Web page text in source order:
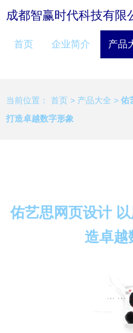
成都智赢时代科技有限
首页 企业简介 产品
当前位置： 首页 > 产品大全 > 佑
打造卓越数字形象
佑艺思网页设计
造卓越